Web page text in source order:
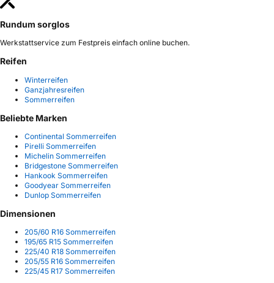
Rundum sorglos
Werkstattservice zum Festpreis einfach online buchen.
Reifen
Winterreifen
Ganzjahresreifen
Sommerreifen
Beliebte Marken
Continental Sommerreifen
Pirelli Sommerreifen
Michelin Sommerreifen
Bridgestone Sommerreifen
Hankook Sommerreifen
Goodyear Sommerreifen
Dunlop Sommerreifen
Dimensionen
205/60 R16 Sommerreifen
195/65 R15 Sommerreifen
225/40 R18 Sommerreifen
205/55 R16 Sommerreifen
225/45 R17 Sommerreifen